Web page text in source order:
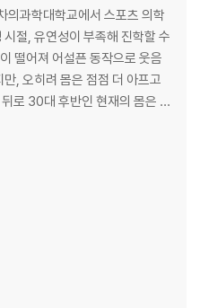
일 스트레칭 처방전 | 048
| 050
레칭 | 052
| 064
칭 처방전 | 072
의과학대학교에서 스포츠 의학
절, 유연성이 부족해 진학할 수
떨어져 어설픈 동작으로 웃음
, 오히려 몸은 점점 더 아프고
로 30대 후반인 현재의 몸은 2
하면서 현실적으로 시간이 부족
책임지는 데 더욱 집